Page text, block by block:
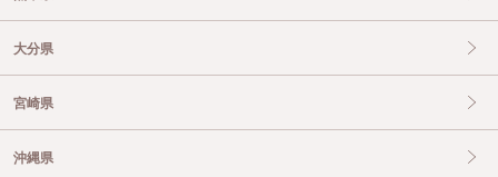
大分県
宮崎県
沖縄県